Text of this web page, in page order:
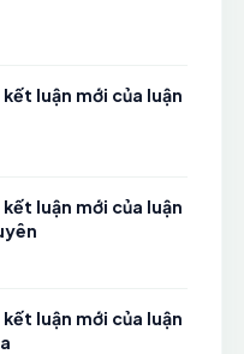
luận mới của luận
luận mới của luận
luận mới của luận